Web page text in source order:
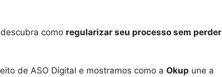
como regularizar seu processo sem perder
de ASO Digital e mostramos como a Okup une a